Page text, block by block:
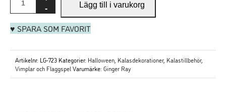
Lägg till i varukorg
♥ SPARA SOM FAVORIT
Artikelnr: LG-723 Kategorier: Halloween Kalasdekorationer, Kalastillbehör,
Vimplar och Flaggspel Varumärke: Ginger Ray
Statistik
kunna
förbättra
hemsidans